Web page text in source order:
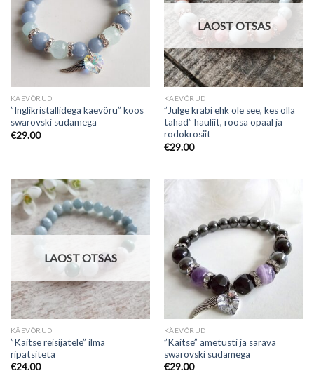
KÄEVÕRUD
”Inglikristallidega käevõru” koos
swarovski südamega
€29.00
LAOST OTSAS
KÄEVÕRUD
”Julge krabi ehk ole see, kes olla
tahad” hauliit, roosa opaal ja
rodokrosiit
€29.00
LAOST OTSAS
KÄEVÕRUD
”Kaitse reisijatele” ilma
ripatsiteta
€24.00
KÄEVÕRUD
”Kaitse” ametüsti ja särava
swarovski südamega
€29.00